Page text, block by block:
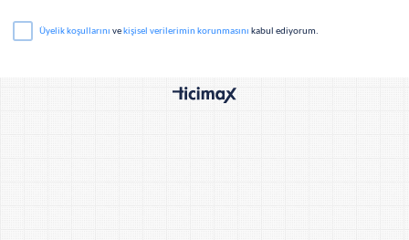
Üyelik koşullarını ve kişisel verilerimin korunmasını kabul ediyorum.